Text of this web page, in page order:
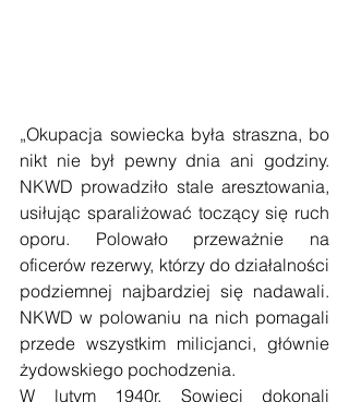
„Okupacja sowiecka była straszna, bo
nikt nie był pewny dnia ani godziny.
NKWD prowadziło stale aresztowania,
usiłując sparaliżować toczący się ruch
oporu. Polowało przeważnie na
oficerów rezerwy, którzy do działalności
podziemnej najbardziej się nadawali.
NKWD w polowaniu na nich pomagali
przede wszystkim milicjanci, głównie
żydowskiego pochodzenia.
W lutym 1940r. Sowieci dokonali